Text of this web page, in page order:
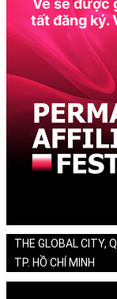
tất đăng ký.
THE GLOBAL CITY,
TP. HỒ CHÍ MINH